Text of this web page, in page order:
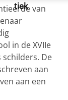
tiek van
in de XVIIe
schilders. De
aan
aan een